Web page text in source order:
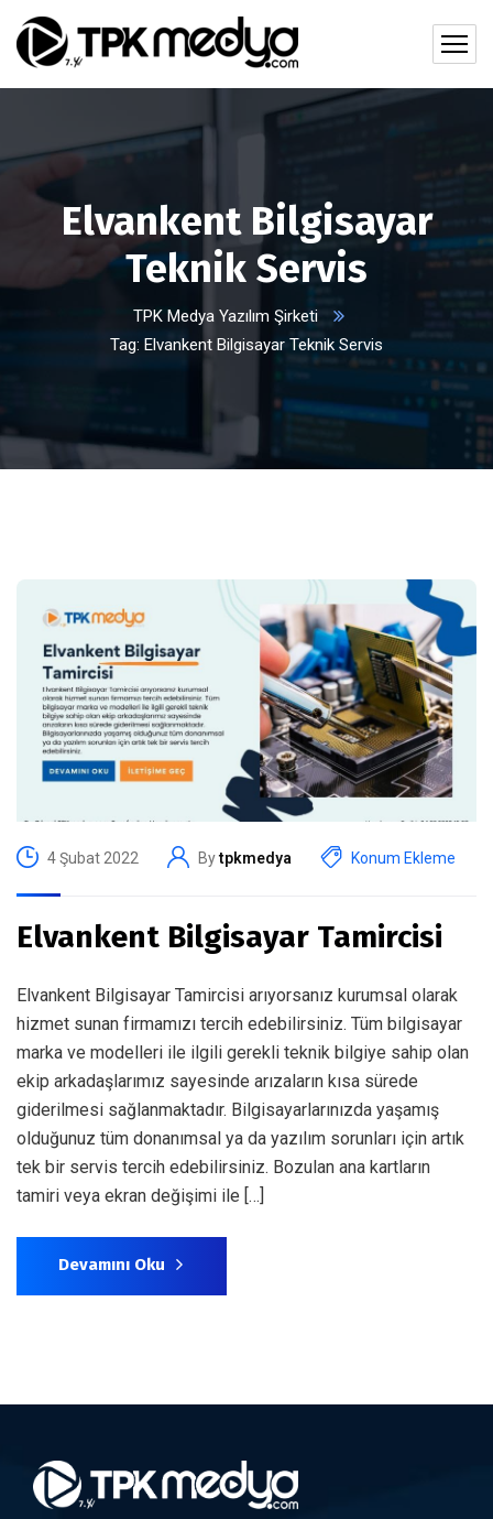
Elvankent Bilgisayar
Teknik Servis
TPK Medya Yazılım Şirketi
Tag: Elvankent Bilgisayar Teknik Servis
4 Şubat 2022 Bytpkmedya Konum Ekleme
Elvankent Bilgisayar Tamircisi
Elvankent Bilgisayar Tamircisi arıyorsanız kurumsal olarak
hizmet sunan firmamızı tercih edebilirsiniz. Tüm bilgisayar
marka ve modelleri ile ilgili gerekli teknik bilgiye sahip olan
ekip arkadaşlarımız sayesinde arızaların kısa sürede
giderilmesi sağlanmaktadır. Bilgisayarlarınızda yaşamış
olduğunuz tüm donanımsal ya da yazılım sorunları için artık
tek bir servis tercih edebilirsiniz. Bozulan ana kartların
tamiri veya ekran değişimi ile […]
Devamını Oku